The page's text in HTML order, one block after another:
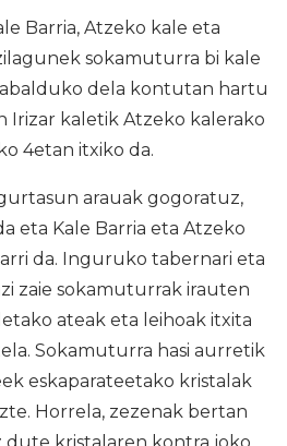
Barria, Atzeko kale eta
sokamuturra bi kale
dela kontutan hartu
Irizar kaletik Atzeko kalerako
4etan itxiko da.
arauak gogoratuz,
eta Kale Barria eta Atzeko
da. Inguruko tabernari eta
zaie sokamuturrak irauten
ateak eta leihoak itxita
Sokamuturra hasi aurretik
eskaparateetako kristalak
Horrela, zezenak bertan